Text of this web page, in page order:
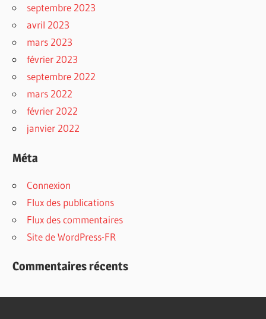
septembre 2023
avril 2023
mars 2023
février 2023
septembre 2022
mars 2022
février 2022
janvier 2022
Méta
Connexion
Flux des publications
Flux des commentaires
Site de WordPress-FR
Commentaires récents